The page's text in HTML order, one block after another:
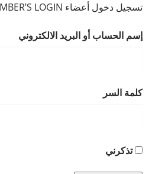
تسجيل دخول أعضاء MEMBER’S LOGIN
إسم الحساب أو البريد الالكتروني
كلمة السر
تذكرني